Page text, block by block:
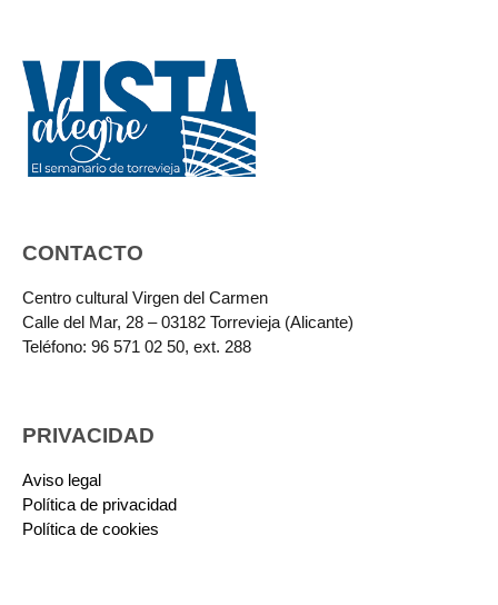
CONTACTO
Centro cultural Virgen del Carmen
Calle del Mar, 28 – 03182 Torrevieja (Alicante)
Teléfono: 96 571 02 50, ext. 288
PRIVACIDAD
Aviso legal
Política de privacidad
Política de cookies